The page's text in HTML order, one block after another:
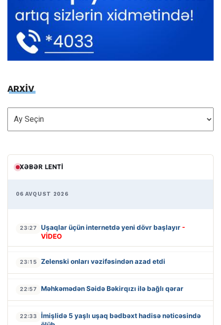
ARXİV
ARXİV
XƏBƏR LENTI
06 AVQUST 2026
23:27 Uşaqlar üçün internetdə yeni dövr başlayır -
VİDEO
23:15 Zelenski onları vəzifəsindən azad etdi
22:57 Məhkəmədən Səidə Bəkirqızı ilə bağlı qərar
22:33
İmişlidə 5 yaşlı uşaq bədbəxt hadisə nəticəsində